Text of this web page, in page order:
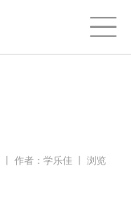
丨 作者：学乐佳 丨 浏览